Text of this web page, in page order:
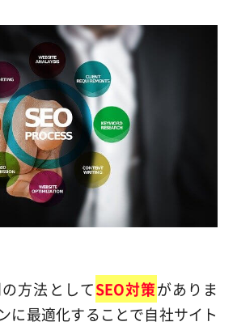
方法としてSEO対策がありま
に最適化することで自社サイト